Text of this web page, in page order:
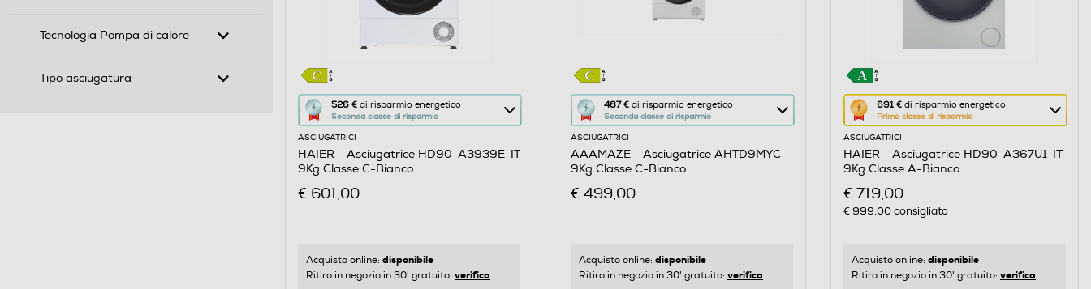
Tecnologia Pompa di calore
Tipo asciugatura
526 € di risparmio energetico
Seconda classe di risparmio
Questa
azione
aprirà
il
di
di
Youreko.
ASCIUGATRICI
HAIER - Asciugatrice HD90-A3939E-IT
9Kg Classe C-Bianco
€ 601,00
Acquisto online: disponibile
Ritiro in negozio in 30' gratuito: verifica
487 €di risparmio energetico
Seconda classe di risparmio
Questa
azione
aprirà
il
di
di
Youreko.
ASCIUGATRICI
AAAMAZE - Asciugatrice AHTD9MYC
9Kg Classe C-Bianco
€ 499,00
Acquisto online: disponibile
Ritiro in negozio in 30' gratuito: verifica
691 €di risparmio energetico
Prima classe di risparmio
Questa
azione
aprirà
il
di
di
Youreko.
ASCIUGATRICI
HAIER - Asciugatrice HD90-A367U1-IT
9Kg Classe A-Bianco
€ 719,00
€ 999,00consigliato
Acquisto online: disponibile
Ritiro in negozio in 30' gratuito: verifica